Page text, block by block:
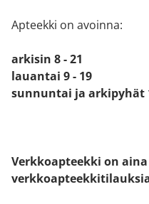
Apteekki on avoinna:
arkisin 8 - 21
lauantai 9 - 19
sunnuntai ja arkipyhät
Verkkoapteekki on